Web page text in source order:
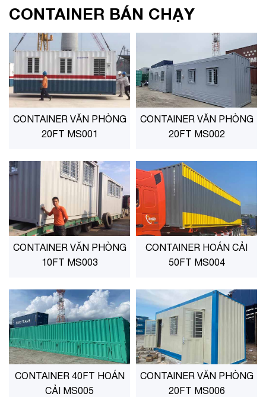
CONTAINER BÁN CHẠY
CONTAINER VĂN PHÒNG
20FT MS001
CONTAINER VĂN PHÒNG
20FT MS002
CONTAINER VĂN PHÒNG
10FT MS003
CONTAINER HOÁN CẢI
50FT MS004
CONTAINER 40FT HOÁN
CẢI MS005
CONTAINER VĂN PHÒNG
20FT MS006